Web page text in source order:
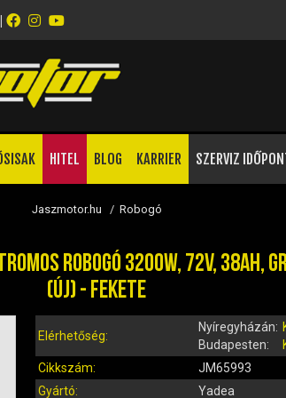
|
HITEL BLOG KARRIER SZERVIZ
Jaszmotor.hu / Robogó
ROBOGÓ 3200W, 72V, 38AH,
(ÚJ) - FEKETE
Elérhetőség:
Nyíregyházán:
Budapesten:
Cikkszám:
JM65993
Gyártó:
Yadea